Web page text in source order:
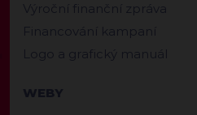
Výroční finanční zpráva
Financování kampaní
Logo a grafický manuál
WEBY